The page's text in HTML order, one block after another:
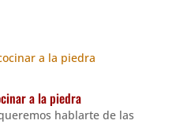
a la piedra
hablarte de las